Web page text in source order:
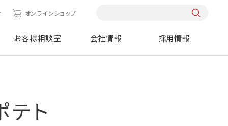
オンラインショップ
お客様相談室 会社情報 採用情報
ト